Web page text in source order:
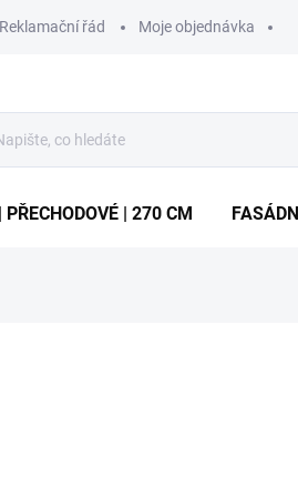
Reklamační řád Moje objednávka
| 270 CM